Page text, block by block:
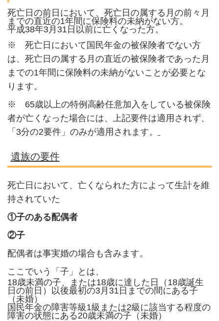
死亡日の前日において、死亡日の属する月の前々月
までの直近の1年間に保険料の未納がない方。
平成38年3月31日以前に亡くなった方。
※ 死亡日において国民年金の被保険者でない方
は、死亡日の属する月の直近の被保険者であった月
までの1年間に保険料の未納がないことが必要とな
ります。
※ 65歳以上の特例高齢任意加入をしている被保険
者が亡くなった場合には、上記要件は適用されず、
「3分の2要件」のみが適用されます。
遺族の要件
死亡日において、亡くなられた方によって生計を維
持されていた
①子のある配偶者
②子
配偶者は事実婚の場合も含みます。
ここでいう「子」とは、
18歳未満の子、または18歳に達した日（18歳誕生
日の前日）以後最初の3月31日までの間にある子
（未婚）
国民年金の障害等級1級または2級に該当する程度の
障害の状態にある20歳未満の子（未婚）